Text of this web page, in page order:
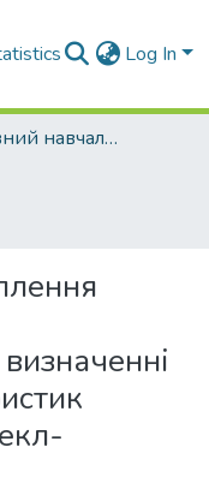
Log In
Машинобудівний навчально-науковий інститут (МННІ)